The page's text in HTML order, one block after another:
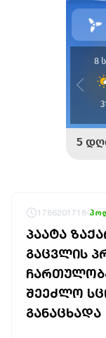
1786201718
ᲞᲐᲐᲢᲐ
ᲒᲐᲪᲕᲚᲘᲡ
ᲨᲔᲔᲫᲚᲝ
ᲒᲐᲜᲐᲪᲮᲐᲓᲐ